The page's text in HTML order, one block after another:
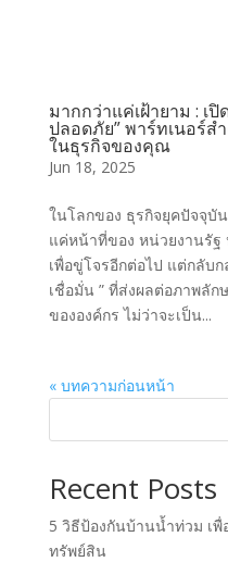
มากกว่าแค่เฝ้ายาม : เ
ปลอดภัย” พาร์ทเนอร์
ในธุรกิจของคุณ
Jun 18, 2025
ในโลกของ ธุรกิจยุคปัจจุบัน
แค่หน้าที่ของ หน่วยงานรัฐ
เพื่อขู่โจรอีกต่อไป แต่กลับ
เชื่อมั่น ” ที่ส่งผลต่อภาพลั
ขององค์กร ไม่ว่าจะเป็น...
« บทความก่อนหน้า
Recent Posts
5 วิธีป้องกันบ้านน้ำท่วม เ
ทรัพย์สิน